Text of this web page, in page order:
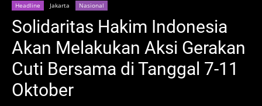
Headline Jakarta Nasional
Solidaritas Hakim Indonesia
Akan Melakukan Aksi Gerakan
Cuti Bersama di Tanggal 7-11
Oktober